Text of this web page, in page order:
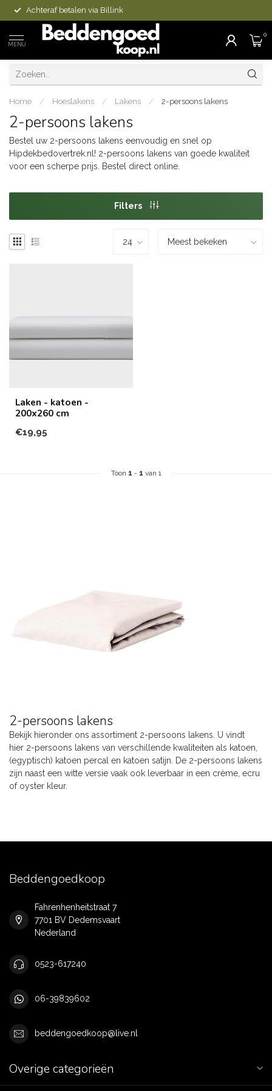
Achteraf betalen via Billink
MENU
0
Home / Hoeslakens / Lakens / 2-persoons lakens
2-persoons lakens
Bestel uw 2-persoons lakens eenvoudig en snel op
Hipdekbedovertrek.nl! 2-persoons lakens van goede kwaliteit
voor een scherpe prijs. Bestel direct online.
Filters
Laken - katoen -
200x260 cm
€19,95
Toon 1 - 1 van 1
2-persoons lakens
Bekijk hieronder ons assortiment 2-persoons lakens. U vindt
hier 2-persoons lakens van verschillende kwaliteiten als katoen,
(egyptisch) katoen percal en katoen satijn. De 2-persoons lakens
zijn naast een witte versie vaak ook leverbaar in een crème, ecru
of oyster kleur.
Beddengoedkoop
Fahrenhenheitstraat 7
7701 BV Dedemsvaart
Nederland
0523-617240
06-39839602
beddengoedkoop@live.nl
Overige categorieën